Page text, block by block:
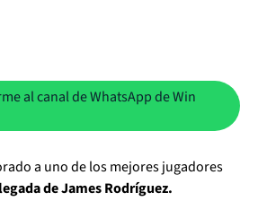
al canal de WhatsApp de Win
a uno de los mejores jugadores
de James Rodríguez.